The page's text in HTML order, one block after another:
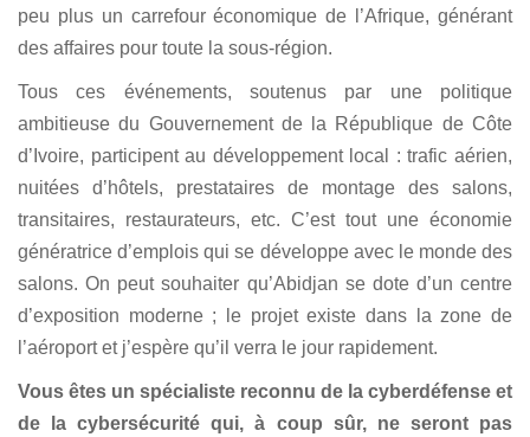
peu plus un carrefour économique de l’Afrique, générant
des affaires pour toute la sous-région.
Tous ces événements, soutenus par une politique
ambitieuse du Gouvernement de la République de Côte
d’Ivoire, participent au développement local : trafic aérien,
nuitées d’hôtels, prestataires de montage des salons,
transitaires, restaurateurs, etc. C’est tout une économie
génératrice d’emplois qui se développe avec le monde des
salons. On peut souhaiter qu’Abidjan se dote d’un centre
d’exposition moderne ; le projet existe dans la zone de
l’aéroport et j’espère qu’il verra le jour rapidement.
Vous êtes un spécialiste reconnu de la cyberdéfense et
de la cybersécurité qui, à coup sûr, ne seront pas